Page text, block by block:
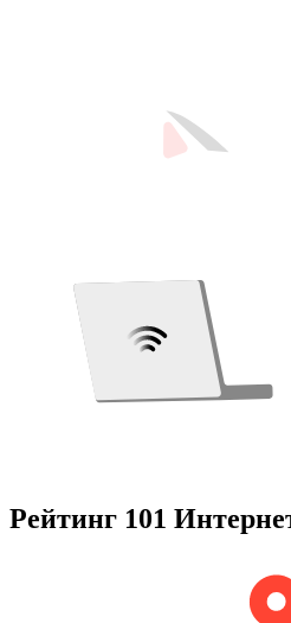
Рейтинг 101